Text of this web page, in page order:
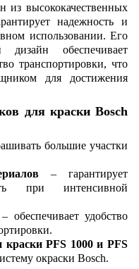
из высококачественных
надежность и
использовании. Его
обеспечивает
транспортировки, что
для достижения
для краски Bosch
большие участки
– гарантирует
при интенсивной
обеспечивает удобство
PFS 1000 и PFS
окраски Bosch.